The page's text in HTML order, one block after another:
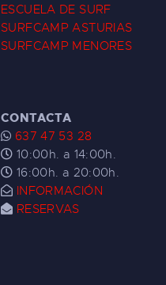
ESCUELA DE SURF
SURFCAMP ASTURIAS
SURFCAMP MENORES
CONTACTA
637 47 53 28
10:00h. a 14:00h.
16:00h. a 20:00h.
INFORMACIÓN
RESERVAS